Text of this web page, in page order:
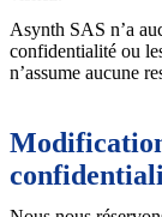
Asynth SAS n’a
confidentialité ou
n’assume aucune